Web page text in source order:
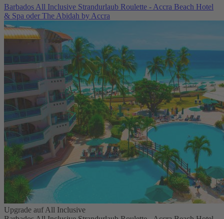
Barbados All Inclusive Strandurlaub Roulette - Accra Beach Hotel
& Spa oder The Abidah by Accra
Upgrade auf All Inclusive